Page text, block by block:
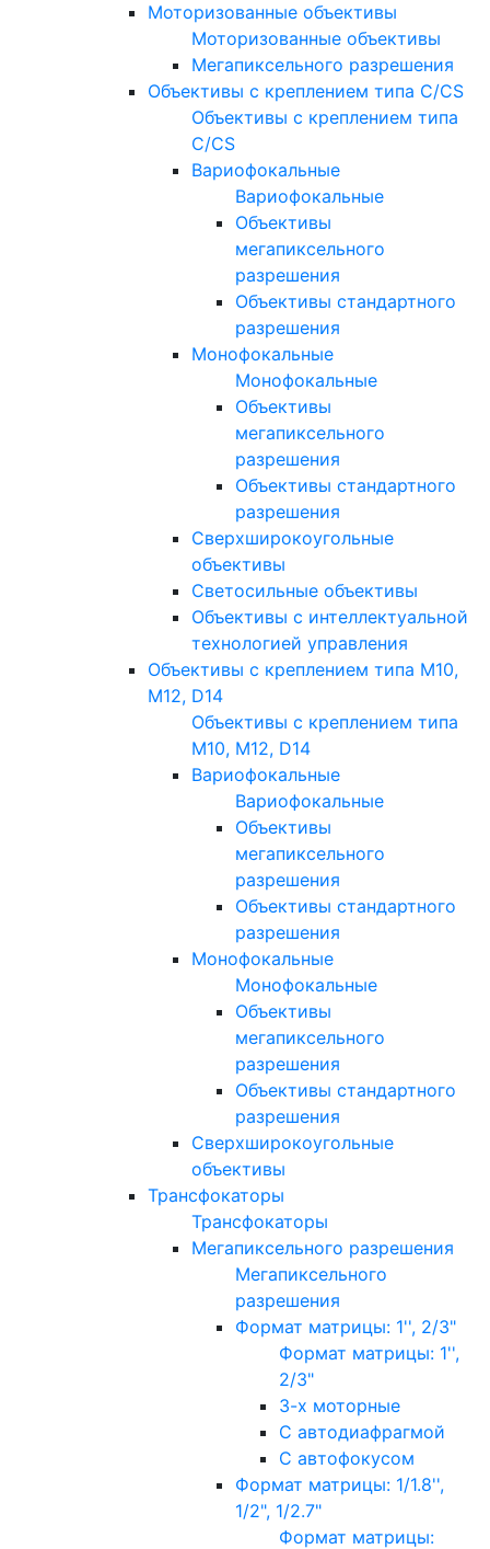
Моторизованные объективы
Моторизованные объективы
Мегапиксельного разрешения
Объективы с креплением типа C/CS
Объективы с креплением типа
C/CS
Вариофокальные
Вариофокальные
Объективы
мегапиксельного
разрешения
Объективы стандартного
разрешения
Монофокальные
Монофокальные
Объективы
мегапиксельного
разрешения
Объективы стандартного
разрешения
Сверхширокоугольные
объективы
Светосильные объективы
Объективы с интеллектуальной
технологией управления
Объективы с креплением типа M10,
M12, D14
Объективы с креплением типа
M10, M12, D14
Вариофокальные
Вариофокальные
Объективы
мегапиксельного
разрешения
Объективы стандартного
разрешения
Монофокальные
Монофокальные
Объективы
мегапиксельного
разрешения
Объективы стандартного
разрешения
Сверхширокоугольные
объективы
Трансфокаторы
Трансфокаторы
Мегапиксельного разрешения
Мегапиксельного
разрешения
Формат матрицы: 1'', 2/3"
Формат матрицы: 1'',
2/3"
3-х моторные
С автодиафрагмой
С автофокусом
Формат матрицы: 1/1.8'',
1/2", 1/2.7"
Формат матрицы: